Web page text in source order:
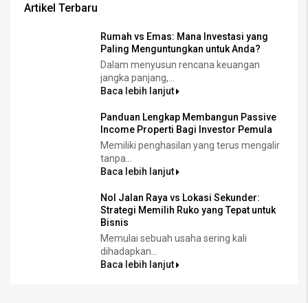
Artikel Terbaru
Rumah vs Emas: Mana Investasi yang
Paling Menguntungkan untuk Anda?
Dalam menyusun rencana keuangan
jangka panjang,...
Baca lebih lanjut
Panduan Lengkap Membangun Passive
Income Properti Bagi Investor Pemula
Memiliki penghasilan yang terus mengalir
tanpa...
Baca lebih lanjut
Nol Jalan Raya vs Lokasi Sekunder:
Strategi Memilih Ruko yang Tepat untuk
Bisnis
Memulai sebuah usaha sering kali
dihadapkan...
Baca lebih lanjut